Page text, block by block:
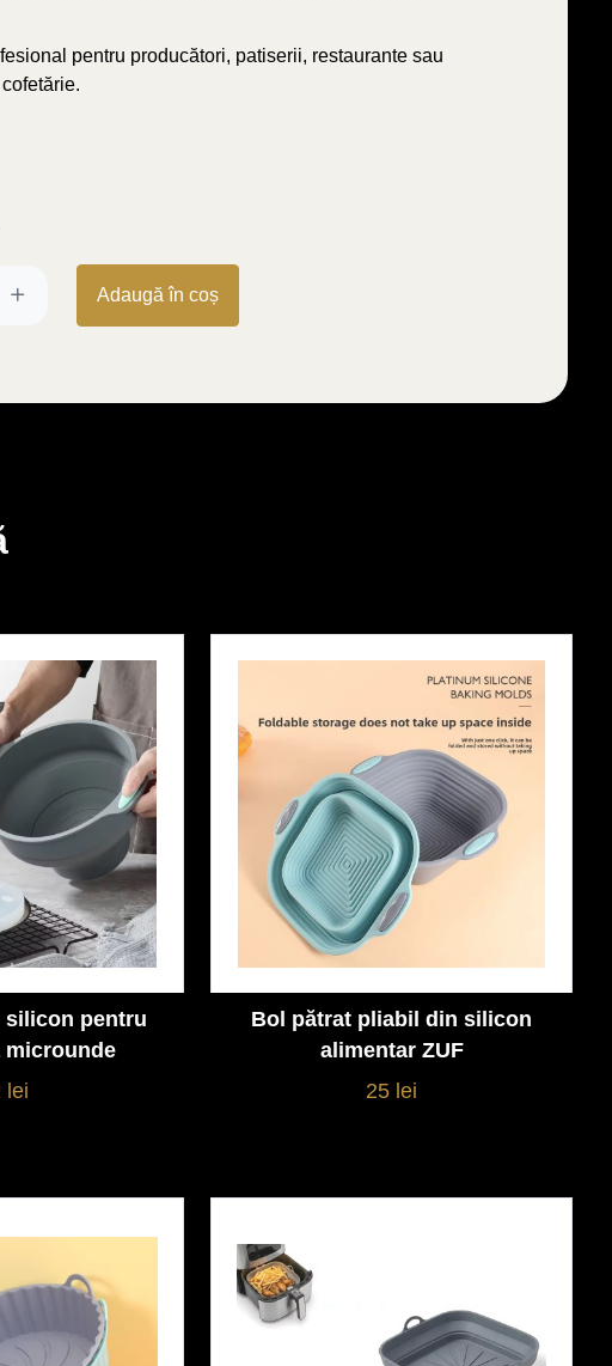
pentru producători, patiserii, restaurante sau
Adaugă în coș
detalii
pentru
microunde
lei
Vezi detalii
Bol pătrat pliabil din silicon
alimentar ZUF
25 lei